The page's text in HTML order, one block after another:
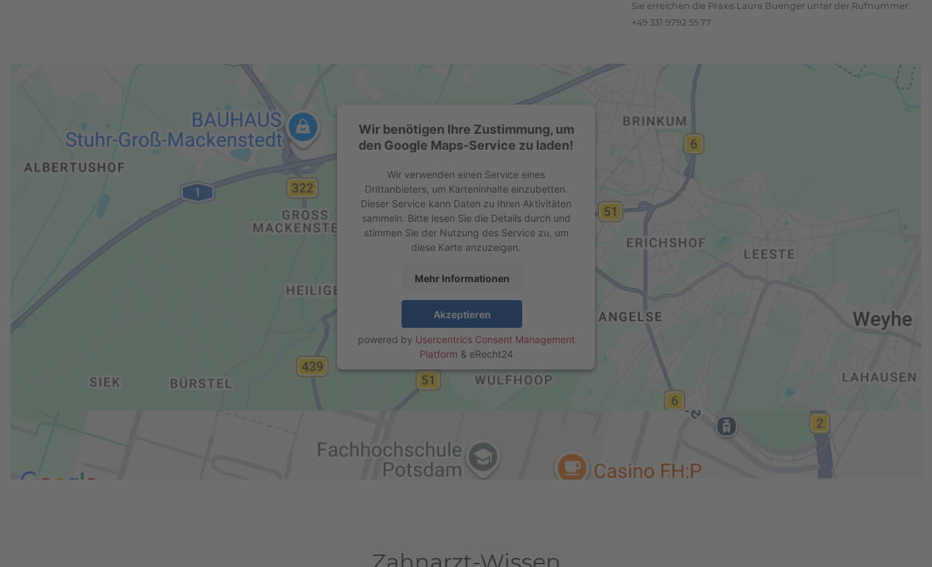
Sie erreichen die Praxis Laura Buenger unter der Rufnummer:
+49 331 9792 55 77
Wir benötigen Ihre Zustimmung, um
den Google Maps-Service zu laden!
Wir verwenden einen Service eines
Drittanbieters, um Karteninhalte einzubetten.
Dieser Service kann Daten zu Ihren Aktivitäten
sammeln. Bitte lesen Sie die Details durch und
stimmen Sie der Nutzung des Service zu, um
diese Karte anzuzeigen.
Mehr Informationen
Akzeptieren
powered by Usercentrics Consent Management
Platform & eRecht24